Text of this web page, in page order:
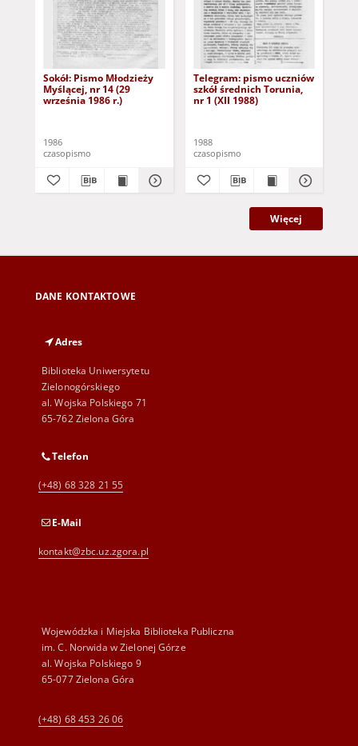
Sokół: Pismo Młodzieży
Myślącej, nr 14 (29
września 1986 r.)
1986
czasopismo
Telegram: pismo uczniów
szkół średnich Torunia,
nr 1 (XII 1988)
1988
czasopismo
Więcej
DANE KONTAKTOWE
Adres
Biblioteka Uniwersytetu
Zielonogórskiego
al. Wojska Polskiego 71
65-762 Zielona Góra
Telefon
(+48) 68 328 21 55
E-Mail
kontakt@zbc.uz.zgora.pl
Wojewódzka i Miejska Biblioteka Publiczna
im. C. Norwida w Zielonej Górze
al. Wojska Polskiego 9
65-077 Zielona Góra
(+48) 68 453 26 06